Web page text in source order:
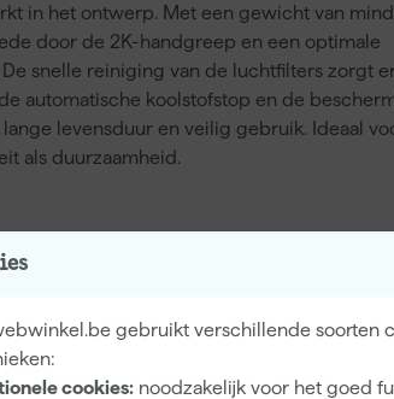
gebruikt verschillende soorten
cookies: noodzakelijk voor het goed
in het ontwerp. Met een gewicht van
door de 2K-handgreep en een optimale
snelle reiniging van de luchtfilters zorgt
automatische koolstofstop en de
levensduur en veilig gebruik. Ideaal
als duurzaamheid.